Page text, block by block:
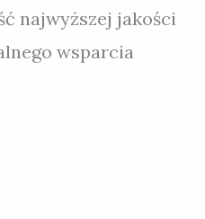
najwyższej jakości
wsparcia